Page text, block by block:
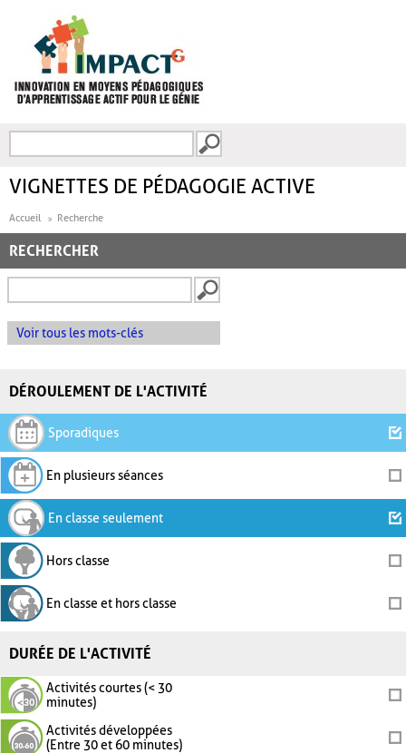
FORMULAIRE DE
VIGNETTES DE PÉDAGOGIE ACTIVE
Accueil Recherche
RECHERCHER
Voir tous les mots-clés
DÉROULEMENT DE L'ACTIVITÉ
Sporadiques
En plusieurs séances
En classe seulement
Hors classe
En classe et hors classe
DURÉE DE L'ACTIVITÉ
Activités courtes (< 30
minutes)
Activités développées
(Entre 30 et 60 minutes)